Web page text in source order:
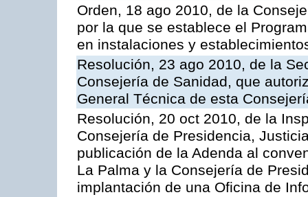
Orden, 18 ago 2010, de la
por la que se establece el
en instalaciones y
Resolución, 23 ago 2010, de la
Consejería de Sanidad, que
General Técnica de esta
Resolución, 20 oct 2010, de la
Consejería de Presidencia,
publicación de la Adenda al
La Palma y la Consejería de
implantación de una Oficina de